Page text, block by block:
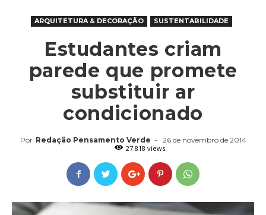
ARQUITETURA & DECORAÇÃO SUSTENTABILIDADE
Estudantes criam
parede que promete
substituir ar
condicionado
Por Redação Pensamento Verde -
26 de novembro de 2014
27.818 views